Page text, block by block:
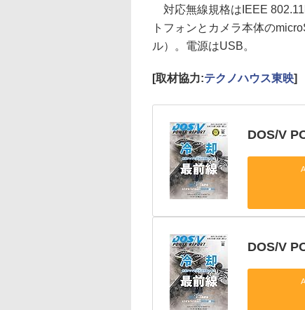
対応無線規格はIEEE
トフォンとカメラ本体の
ル）。電源はUSB。
[取材協力:テクノハウス東映]
DOS/V
DOS/V